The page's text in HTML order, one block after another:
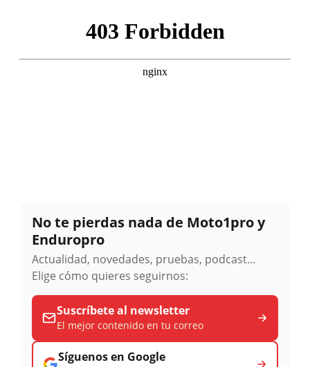
No te pierdas nada de Moto1pro y
Enduropro
Actualidad, novedades, pruebas, podcast...
Elige cómo quieres seguirnos:
Suscríbete al newsletter
El mejor contenido en tu correo
Síguenos en Google